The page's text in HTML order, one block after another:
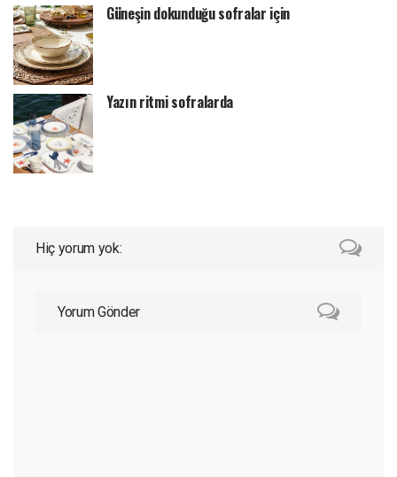
Güneşin dokunduğu sofralar için
Yazın ritmi sofralarda
Hiç yorum yok:
Yorum Gönder